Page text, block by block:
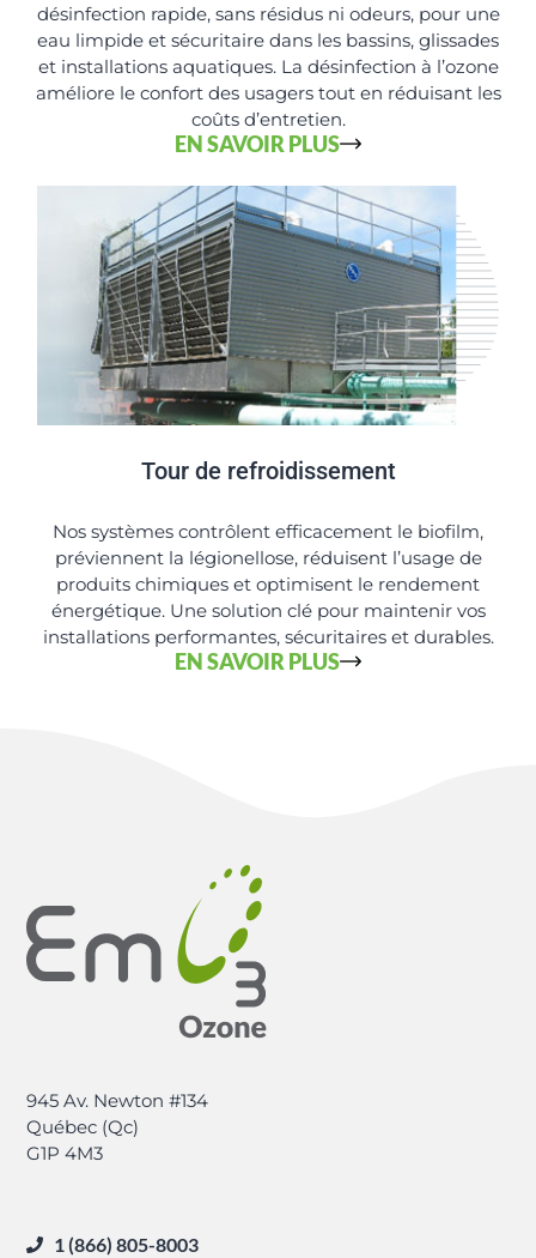
désinfection rapide, sans résidus ni odeurs, pour une
eau limpide et sécuritaire dans les bassins, glissades
et installations aquatiques. La désinfection à l’ozone
améliore le confort des usagers tout en réduisant les
coûts d’entretien.
EN SAVOIR PLUS
Tour de refroidissement
Nos systèmes contrôlent efficacement le biofilm,
préviennent la légionellose, réduisent l’usage de
produits chimiques et optimisent le rendement
énergétique. Une solution clé pour maintenir vos
installations performantes, sécuritaires et durables.
EN SAVOIR PLUS
945 Av. Newton #134
Québec (Qc)
G1P 4M3
1 (866) 805-8003